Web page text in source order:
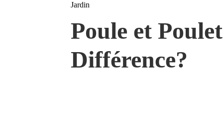
Jardin
Poule et
Différence?